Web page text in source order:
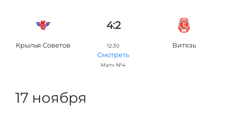
4:2
Крылья Советов 12:30
Смотреть
Матч №4
Витязь
17 ноября